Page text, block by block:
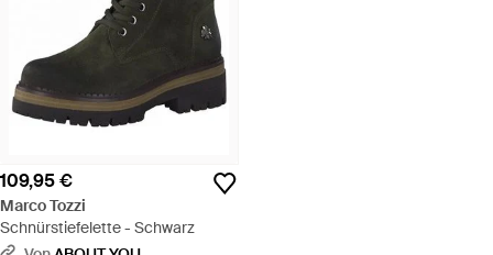
109,95 €
Marco Tozzi
Schnürstiefelette - Schwarz